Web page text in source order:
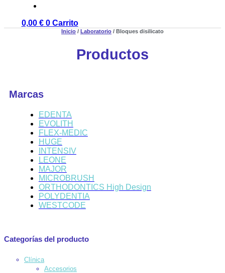
0,00 € 0 Carrito
Inicio / Laboratorio / Bloques disilicato
Productos
Marcas
EDENTA
EVOLITH
FLEX-MEDIC
HUGE
INTENSIV
LEONE
MAJOR
MICROBRUSH
ORTHODONTICS High Design
POLYDENTIA
WESTCODE
Categorías del producto
Clínica
Accesorios